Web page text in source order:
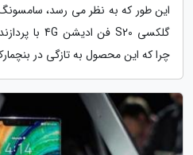
این طور که به نظر می رسد،
چرا که این محصول به تازگی در